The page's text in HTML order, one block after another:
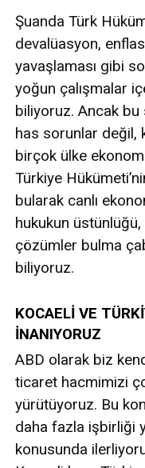
Şuanda Türk
devalüasyon,
yavaşlaması gibi
yoğun çalışmalar
biliyoruz. Ancak bu
has sorunlar değil,
birçok ülke
Türkiye
bularak canlı
hukukun
çözümler bulma
biliyoruz.
KOCAELİ VE
İNANIYORUZ
ABD olarak biz
ticaret hacmimizi
yürütüyoruz. Bu
daha fazla işbirliği
konusunda